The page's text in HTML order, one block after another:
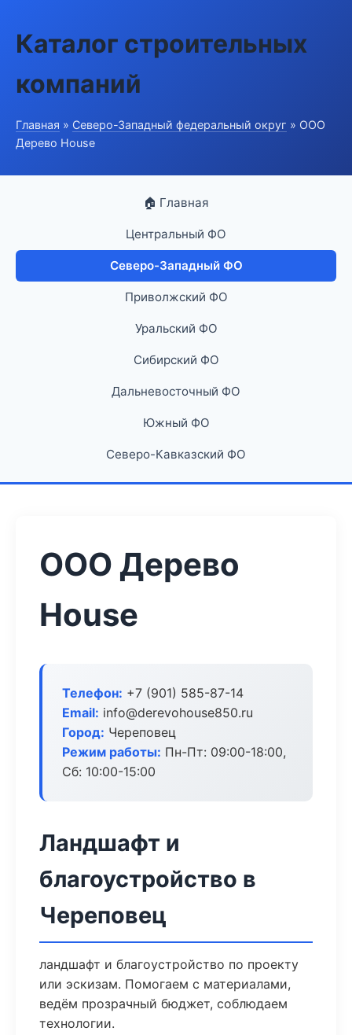
Каталог строительных
компаний
Главная » Северо-Западный федеральный округ » ООО
Дерево House
🏠 Главная
Центральный ФО
Северо-Западный ФО
Приволжский ФО
Уральский ФО
Сибирский ФО
Дальневосточный ФО
Южный ФО
Северо-Кавказский ФО
ООО Дерево
House
Телефон: +7 (901) 585-87-14
Email: info@derevohouse850.ru
Город: Череповец
Режим работы: Пн-Пт: 09:00-18:00,
Сб: 10:00-15:00
Ландшафт и
благоустройство в
Череповец
ландшафт и благоустройство по проекту
или эскизам. Помогаем с материалами,
ведём прозрачный бюджет, соблюдаем
технологии.